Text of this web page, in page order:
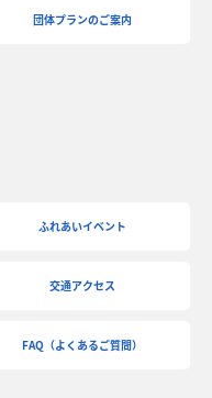
団体プランのご案内
ふれあいイベント
交通アクセス
FAQ（よくあるご質問）